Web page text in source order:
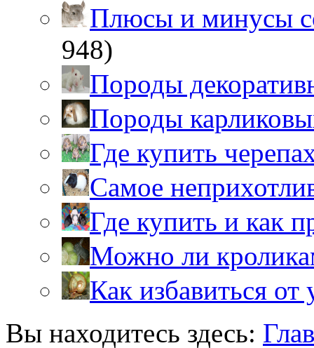
Плюсы и минусы
948)
Породы
Породы
Где купить
Самое
Где купить и как
Можно ли
Как избавиться от
Вы находитесь здесь: